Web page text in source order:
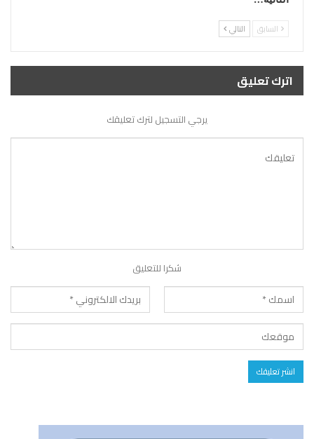
السابق التالي
اترك تعليق
يرجي التسجيل لترك تعليقك
شكرا للتعليق